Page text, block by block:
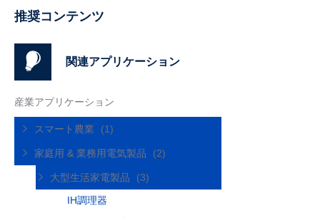
推奨コンテンツ
関連アプリケーション
産業アプリケーション
スマート農業 (1)
家庭用 & 業務用電気製品 (2)
大型生活家電製品
(3)
IH調理器